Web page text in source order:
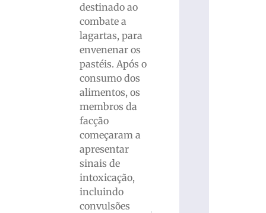
destinado ao
combate a
lagartas, para
envenenar os
pastéis. Após o
consumo dos
alimentos, os
membros da
facção
começaram a
apresentar
sinais de
intoxicação,
incluindo
convulsões